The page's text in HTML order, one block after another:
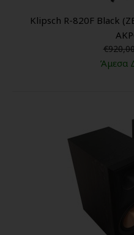
Klipsch R-820F Black
€920,00
Άμεσα